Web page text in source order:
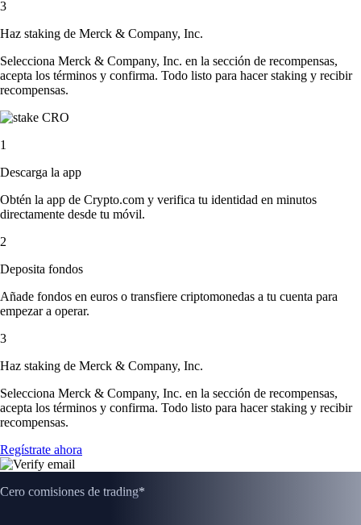
3
Haz staking de Merck & Company, Inc.
Selecciona Merck & Company, Inc. en la sección de recompensas,
acepta los términos y confirma. Todo listo para hacer staking y recibir
recompensas.
1
Descarga la app
Obtén la app de Crypto.com y verifica tu identidad en minutos
directamente desde tu móvil.
2
Deposita fondos
Añade fondos en euros o transfiere criptomonedas a tu cuenta para
empezar a operar.
3
Haz staking de Merck & Company, Inc.
Selecciona Merck & Company, Inc. en la sección de recompensas,
acepta los términos y confirma. Todo listo para hacer staking y recibir
recompensas.
Regístrate ahora
Cero comisiones de trading*